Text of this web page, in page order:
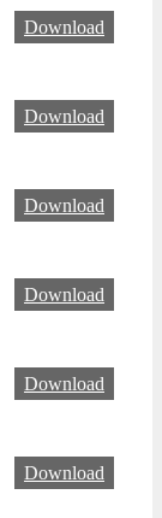
Download
Download
Download
Download
Download
Download